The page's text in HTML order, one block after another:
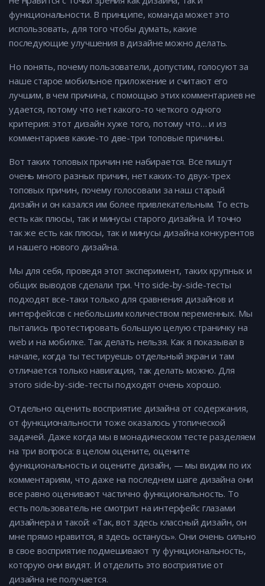
функциональности. В принципе, команда может это
использовать, для того чтобы думать, какие
последующие улучшения в дизайне можно делать.
Но понять, почему пользователи, допустим, голосуют за
наше старое мобильное приложение и считают его
лучшим, в чем причина, с помощью этих комментариев не
удается, потому что нет какого-то четкого одного
критерия: этот дизайн хуже того, потому что… и из
комментариев какие-то две-три топовые причины.
Вот таких топовых причин не набирается. Все пишут
очень много разных причин, нет каких-то двух-трех
топовых причин, почему голосовали за наш старый
дизайн и он казался им более привлекательным. То есть
есть как плюсы, так и минусы старого дизайна. И точно
так же есть как плюсы, так и минусы дизайна конкурентов
и нашего нового дизайна.
Мы для себя, проведя этот эксперимент, таких крупных и
общих выводов сделали три. Что side-by-side-тесты
подходят все-таки только для сравнения дизайнов и
интерфейсов с небольшим количеством переменных. Мы
пытались протестировать большую целую страничку на
web и на мобилке. Так делать нельзя. Как я показывал в
начале, когда ты тестируешь отдельный экран и там
отличается только навигация, так делать можно. Для
этого side-by-side-тесты подходят очень хорошо.
Отдельно оценить восприятие дизайна от содержания,
от функциональности тоже оказалось утопической
задачей. Даже когда мы в монадическом тесте разделяем
на три вопроса: в целом оцените, оцените
функциональность и оцените дизайн, — мы видим по их
комментариям, что даже на последнем шаге дизайна они
все равно оценивают частично функциональность. То
есть пользователь не смотрит на интерфейс глазами
дизайнера и такой: «Так, вот здесь классный дизайн, он
мне прямо нравится, я здесь останусь». Они очень сильно
в свое восприятие подмешивают ту функциональность,
которую они видят. И отделить это восприятие от
дизайна не получается.